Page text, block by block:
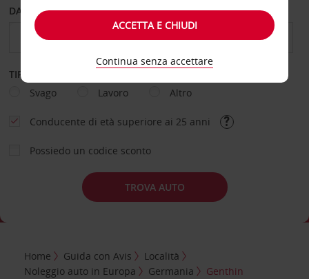
DAL GIORNO AL GIORNO
TIPOLOGIA DI NOLEGGIO
Svago
Lavoro Altro
Conducente di età superiore ai 25 anni
Possiedo un codice sconto
TROVA AUTO
Home Guida con Avis
Località
Noleggio auto in Europa
Germania Genthin
ACCETTA E CHIUDI
Continua senza accettare